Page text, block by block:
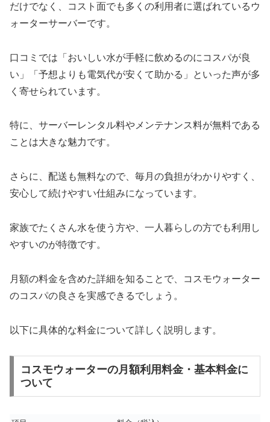
だけでなく、コスト面でも多くの利用者に選ばれているウ
ォーターサーバーです。
口コミでは「おいしい水が手軽に飲めるのにコスパが良
い」「予想よりも電気代が安くて助かる」といった声が多
く寄せられています。
特に、サーバーレンタル料やメンテナンス料が無料である
ことは大きな魅力です。
さらに、配送も無料なので、毎月の負担がわかりやすく、
安心して続けやすい仕組みになっています。
家族でたくさん水を使う方や、一人暮らしの方でも利用し
やすいのが特徴です。
月額の料金を含めた詳細を知ることで、コスモウォーター
のコスパの良さを実感できるでしょう。
以下に具体的な料金について詳しく説明します。
コスモウォーターの月額利用料金・基本料金に
ついて